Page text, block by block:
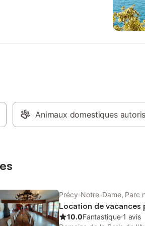
jours
km de
Seine,
calme
Le
Animaux domestiques
Précy-Notre-Dame, Parc
Location de vacances
10.0Fantastique⋅1 avis